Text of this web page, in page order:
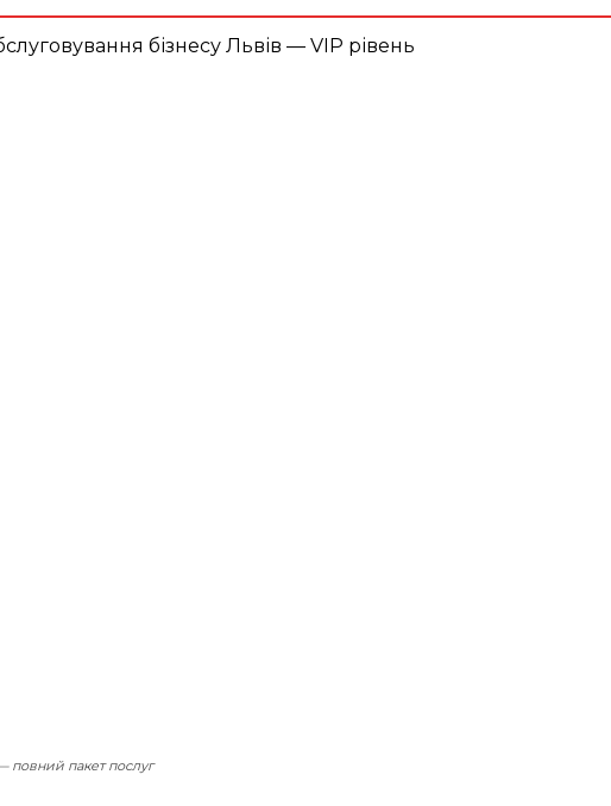
повний пакет послуг